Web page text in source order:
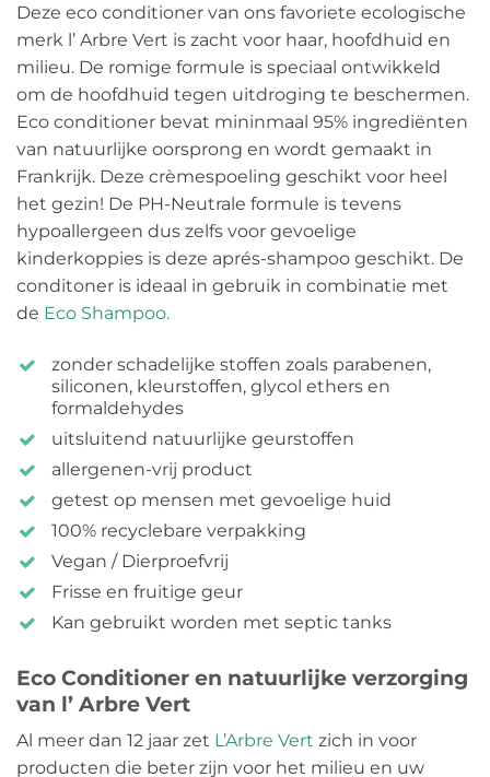
Deze eco conditioner van ons favoriete ecologische
merk l’ Arbre Vert is zacht voor haar, hoofdhuid en
milieu. De romige formule is speciaal ontwikkeld
om de hoofdhuid tegen uitdroging te beschermen.
Eco conditioner bevat mininmaal 95% ingrediënten
van natuurlijke oorsprong en wordt gemaakt in
Frankrijk. Deze crèmespoeling geschikt voor heel
het gezin! De PH-Neutrale formule is tevens
hypoallergeen dus zelfs voor gevoelige
kinderkoppies is deze aprés-shampoo geschikt. De
conditoner is ideaal in gebruik in combinatie met
de Eco Shampoo.
zonder schadelijke stoffen zoals parabenen,
siliconen, kleurstoffen, glycol ethers en
formaldehydes
uitsluitend natuurlijke geurstoffen
allergenen-vrij product
getest op mensen met gevoelige huid
100% recyclebare verpakking
Vegan / Dierproefvrij
Frisse en fruitige geur
Kan gebruikt worden met septic tanks
Eco Conditioner en natuurlijke verzorging
van l’ Arbre Vert
Al meer dan 12 jaar zet L’Arbre Vert zich in voor
producten die beter zijn voor het milieu en uw